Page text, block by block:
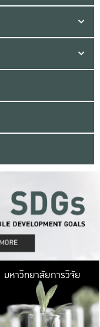
มหาวิ
มีพื้นที่เขียวสดใส
เป็นป่าในเมือง เกษต
มหาวิทยาลัยการวิจัย